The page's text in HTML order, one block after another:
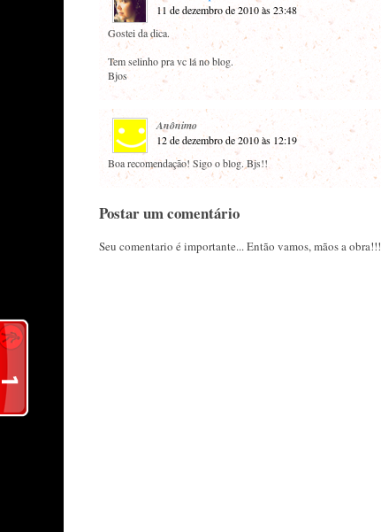
11 de dezembro de 2010 às 23:48
Gostei da dica.
Tem selinho pra vc lá no blog.
Bjos
Anônimo
12 de dezembro de 2010 às 12:19
Boa recomendação! Sigo o blog. Bjs!!
Postar um comentário
Seu comentario é importante... Então vamos, mãos a obra!!!